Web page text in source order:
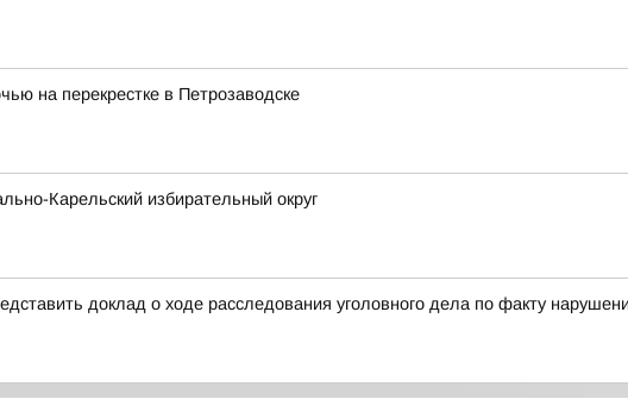
на перекрестке в Петрозаводске
Карельский избирательный округ
доклад о ходе расследования уголовного дела по факту